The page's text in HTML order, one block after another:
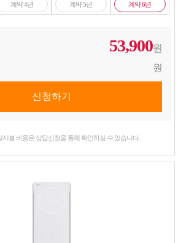
계약 4년 계약 5년 계약 6년
53,900원
원
시불 비용은 상담신청을 통해 확인하실 수 있습니다.